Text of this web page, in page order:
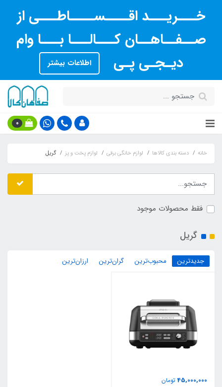
خـــریـــد اقــــســــاطـــی از
صــفــاهــان کـــالـــا بـــا وام
دیـجـی پـی
اطلاعات بیشتر
0
خانه دسته بندی کالاها لوازم خانگی برقی لوازم پخت و پز گریل
فقط محصولات موجود
گریل
جدیدترین محبوب‌ترین گران‌ترین ارزان‌ترین
45,000,000تومان